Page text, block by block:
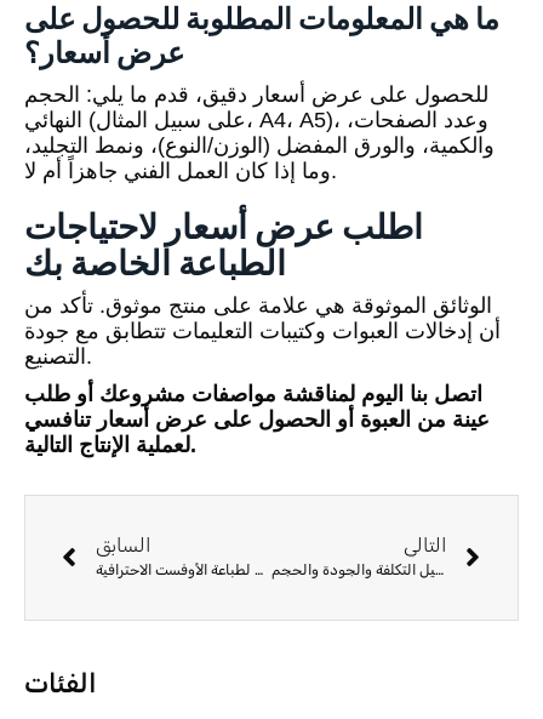
ما هي المعلومات المطلوبة للحصول على
عرض أسعار؟
للحصول على عرض أسعار دقيق، قدم ما يلي: الحجم
النهائي (على سبيل المثال، A4، A5)، وعدد الصفحات،
والكمية، والورق المفضل (الوزن/النوع)، ونمط التجليد،
وما إذا كان العمل الفني جاهزاً أم لا.
اطلب عرض أسعار لاحتياجات
الطباعة الخاصة بك
الوثائق الموثوقة هي علامة على منتج موثوق. تأكد من
أن إدخالات العبوات وكتيبات التعليمات تتطابق مع جودة
التصنيع.
اتصل بنا اليوم لمناقشة مواصفات مشروعك أو طلب
عينة من العبوة أو الحصول على عرض أسعار تنافسي
لعملية الإنتاج التالية.
السابق
قائمة مراجعة ما قبل الطباعة: إعداد مخطوطتك لطباعة الأوفست الاحترافية
التالي
طباعة الأوفست مقابل الطباعة الرقمية: دليل التكلفة والجودة والحجم
الفئات